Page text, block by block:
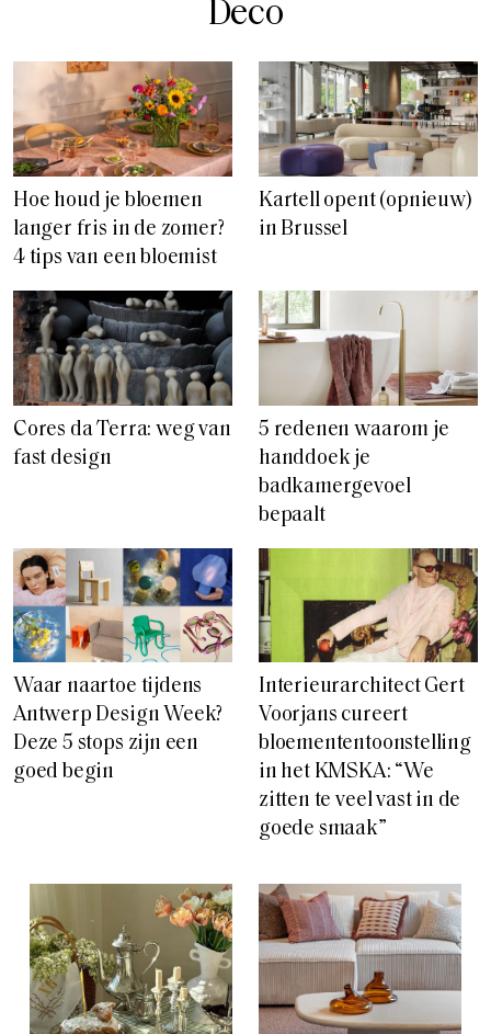
Deco
Hoe houd je bloemen
langer fris in de zomer?
4 tips van een bloemist
Kartell opent (opnieuw)
in Brussel
Cores da Terra: weg van
fast design
5 redenen waarom je
handdoek je
badkamergevoel
bepaalt
Waar naartoe tijdens
Antwerp Design Week?
Deze 5 stops zijn een
goed begin
Interieurarchitect Gert
Voorjans cureert
bloemententoonstelling
in het KMSKA: “We
zitten te veel vast in de
goede smaak”